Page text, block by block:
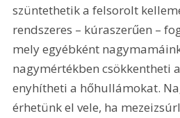
szüntethetik a felsorolt
rendszeres – kúraszerűen –
mely egyébként
nagymértékben csökkentheti
enyhítheti a hőhullámokat.
érhetünk el vele, ha